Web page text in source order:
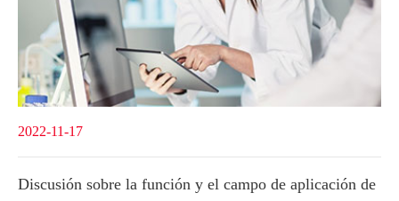
2022-11-17
Discusión sobre la función y el campo de aplicación de